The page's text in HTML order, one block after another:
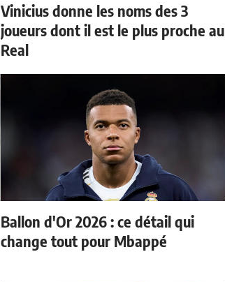
Vinicius donne les noms des 3
joueurs dont il est le plus proche au
Real
Ballon d'Or 2026 : ce détail qui
change tout pour Mbappé